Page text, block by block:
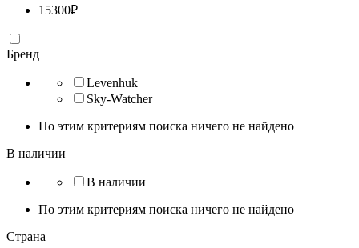
15300₽
Бренд
Levenhuk
Sky-Watcher
По этим критериям поиска ничего не найдено
В наличии
В наличии
По этим критериям поиска ничего не найдено
Страна